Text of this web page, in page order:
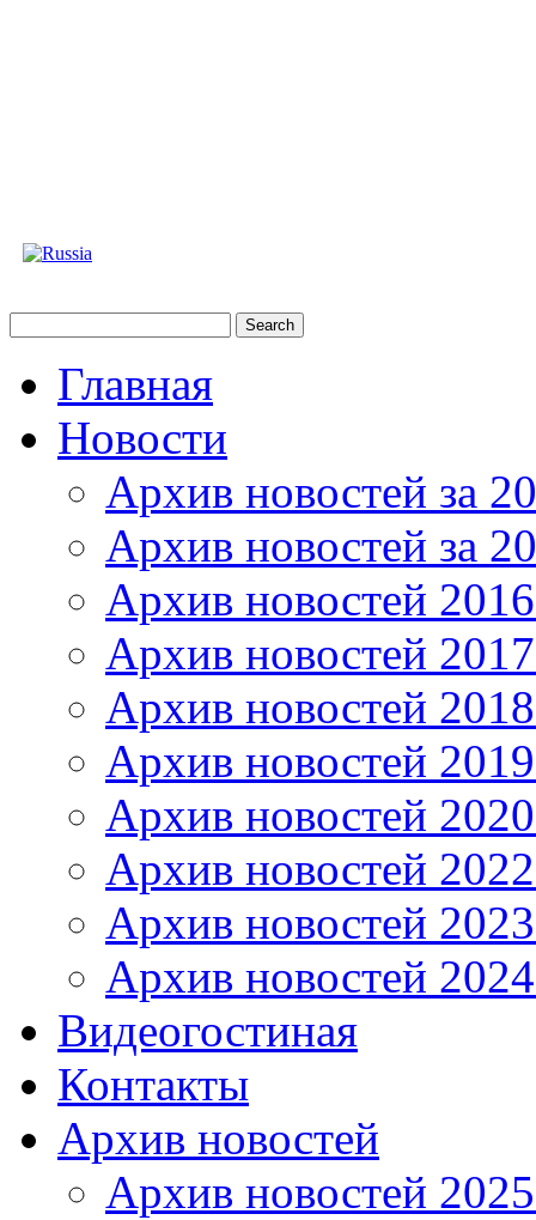
Главная
Новости
Архив новостей за
Архив новостей за
Архив новостей
Архив новостей
Архив новостей
Архив новостей
Архив новостей
Архив новостей
Архив новостей
Архив новостей
Видеогостиная
Контакты
Архив новостей
Архив новостей